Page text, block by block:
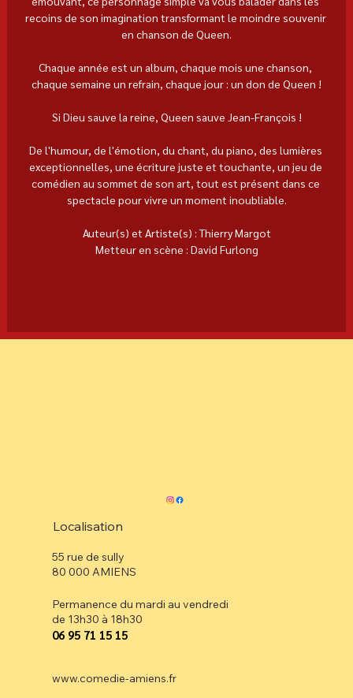
recoins de son imagination transformant le moindre souvenir
en chanson de Queen.
Chaque année est un album, chaque mois une chanson,
chaque semaine un refrain, chaque jour : un don de Queen !
Si Dieu sauve la reine, Queen sauve Jean-François !
De l'humour, de l'émotion, du chant, du piano, des lumières
exceptionnelles, une écriture juste et touchante, un jeu de
comédien au sommet de son art, tout est présent dans ce
spectacle pour vivre un moment inoubliable.
Auteur(s) et Artiste(s) : Thierry Margot
Metteur en scène : David Furlong
Localisation
55 rue de sully
80 000 AMIENS
Permanence du mardi au vendredi
de 13h30 à 18h30
⁠06 95 71 15 15
www.comedie-amiens.fr